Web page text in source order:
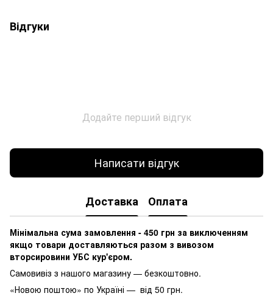
Відгуки
Додайте перший відгук
Написати відгук
Доставка Оплата
Мінімальна сума замовлення - 450 грн за виключенням
якщо товари доставляються разом з вивозом
вторсировини УБС кур'єром.
Самовивіз з нашого магазину — безкоштовно.
«Новою поштою» по Україні — від 50 грн.